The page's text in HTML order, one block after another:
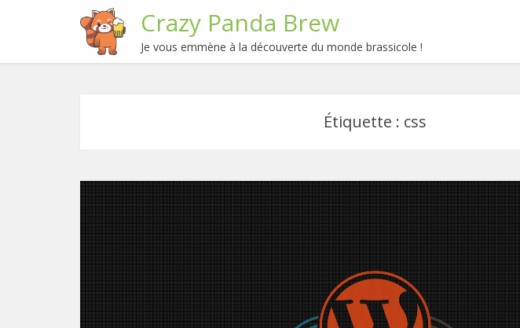
Crazy Panda Brew
Je vous emmène à la découverte du monde brassicole !
Étiquette : css